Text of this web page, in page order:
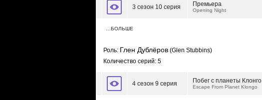
3 сезон 10 серия Премьера
Opening Night
…БОЛЬШЕ
Роль: Глен Дублёров (Glen Stubbins)
Количество серий: 5
4 сезон 9 серия Побег с планеты Клонго
Escape From Planet Klongo